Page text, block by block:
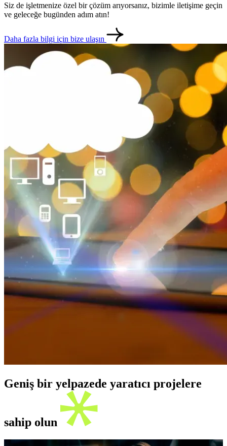
English
Siz de işletmenize özel bir çözüm arıyorsanız, bizimle iletişime geçin
ve geleceğe bugünden adım atın!
Daha fazla bilgi için bize ulaşın
Geniş bir yelpazede yaratıcı projelere
sahip olun